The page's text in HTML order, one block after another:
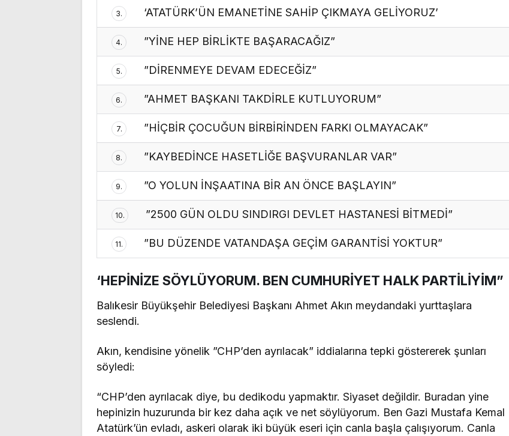
3. ‘ATATÜRK’ÜN EMANETİNE SAHİP ÇIKMAYA GELİYORUZ’
4. ”YİNE HEP BİRLİKTE BAŞARACAĞIZ”
5. ”DİRENMEYE DEVAM EDECEĞİZ”
6. ”AHMET BAŞKANI TAKDİRLE KUTLUYORUM”
7. ”HİÇBİR ÇOCUĞUN BİRBİRİNDEN FARKI OLMAYACAK”
8. ”KAYBEDİNCE HASETLİĞE BAŞVURANLAR VAR”
9. ”O YOLUN İNŞAATINA BİR AN ÖNCE BAŞLAYIN”
10. ”2500 GÜN OLDU SINDIRGI DEVLET HASTANESİ BİTMEDİ”
11. ”BU DÜZENDE VATANDAŞA GEÇİM GARANTİSİ YOKTUR”
‘HEPİNİZE SÖYLÜYORUM. BEN CUMHURİYET HALK PARTİLİYİM”
Balıkesir Büyükşehir Belediyesi Başkanı Ahmet Akın meydandaki yurttaşlara
seslendi.
Akın, kendisine yönelik ”CHP’den ayrılacak” iddialarına tepki göstererek şunları
söyledi:
“CHP’den ayrılacak diye, bu dedikodu yapmaktır. Siyaset değildir. Buradan yine
hepinizin huzurunda bir kez daha açık ve net söylüyorum. Ben Gazi Mustafa Kemal
Atatürk’ün evladı, askeri olarak iki büyük eseri için canla başla çalışıyorum. Canla